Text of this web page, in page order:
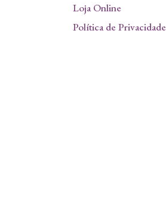
Loja Online
Política de Privacidade